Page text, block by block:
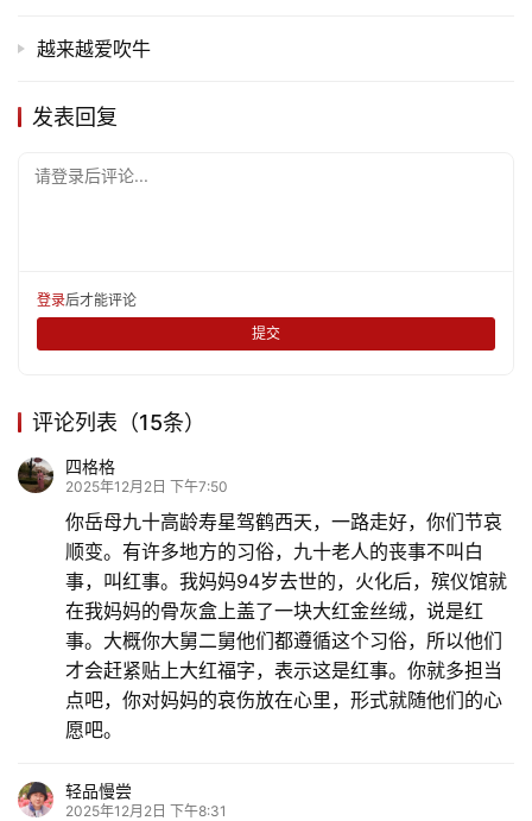
越来越爱吹牛
发表回复
请登录后评论...
登录后才能评论
提交
评论列表（15条）
四格格
2025年12月2日 下午7:50
你岳母九十高龄寿星驾鹤西天，一路走好，你们节哀
顺变。有许多地方的习俗，九十老人的丧事不叫白
事，叫红事。我妈妈94岁去世的，火化后，殡仪馆就
在我妈妈的骨灰盒上盖了一块大红金丝绒，说是红
事。大概你大舅二舅他们都遵循这个习俗，所以他们
才会赶紧贴上大红福字，表示这是红事。你就多担当
点吧，你对妈妈的哀伤放在心里，形式就随他们的心
愿吧。
轻品慢尝
2025年12月2日 下午8:31